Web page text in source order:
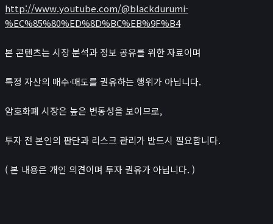
http://www.youtube.com/@blackdurumi-
%EC%85%80%ED%8D%BC%EB%9F%B4
본 콘텐츠는 시장 분석과 정보 공유를 위한 자료이며
특정 자산의 매수·매도를 권유하는 행위가 아닙니다.
암호화폐 시장은 높은 변동성을 보이므로,
투자 전 본인의 판단과 리스크 관리가 반드시 필요합니다.
( 본 내용은 개인 의견이며 투자 권유가 아닙니다. )